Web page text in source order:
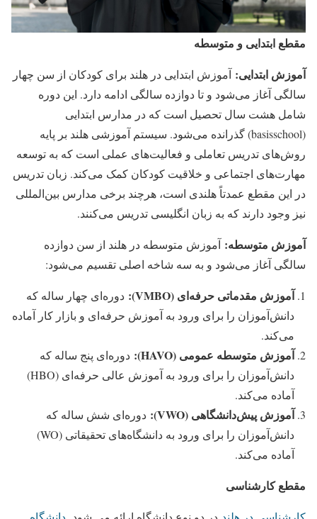
مقطع ابتدایی و متوسطه
آموزش ابتدایی: آموزش ابتدایی در هلند برای کودکان از سن چهار
سالگی آغاز می‌شود و تا دوازده سالگی ادامه دارد. این دوره
شامل هشت سال تحصیل است که در مدارس ابتدایی
(basisschool) گذرانده می‌شود. سیستم آموزشی هلند بر پایه
روش‌های تدریس تعاملی و فعالیت‌های عملی است که به توسعه
مهارت‌های اجتماعی و خلاقیت کودکان کمک می‌کند. زبان تدریس
در این مقطع عمدتاً هلندی است، هرچند برخی مدارس بین‌المللی
نیز وجود دارند که به زبان انگلیسی تدریس می‌کنند.
آموزش متوسطه: آموزش متوسطه در هلند از سن دوازده
سالگی آغاز می‌شود و به سه شاخه اصلی تقسیم می‌شود:
آموزش مقدماتی حرفه‌ای (VMBO):
دوره‌ای چهار ساله که
دانش‌آموزان را برای ورود به آموزش حرفه‌ای و بازار کار آماده
می‌کند.
آموزش متوسطه عمومی (HAVO):
دوره‌ای پنج ساله که
دانش‌آموزان را برای ورود به آموزش عالی حرفه‌ای (HBO)
آماده می‌کند.
آموزش پیش‌دانشگاهی (VWO):
دوره‌ای شش ساله که
دانش‌آموزان را برای ورود به دانشگاه‌های تحقیقاتی (WO)
آماده می‌کند.
مقطع کارشناسی